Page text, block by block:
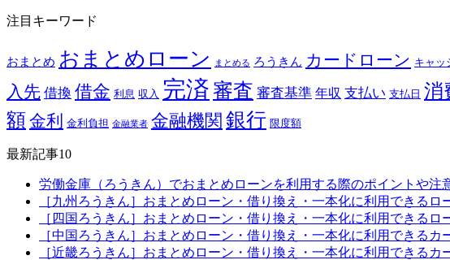
注目キーワード
おまとめ おまとめローン まとめる ろうきん カードローン キャッ
入先 借換 借金 利息 収入 完済 審査 審査基準 年収 支払い 支払日 消
額金利 金利負担 金融業者 金融機関 銀行 限度額
最新記事10
労働金庫（ろうきん）でおまとめローンを利用する際のポイントや注
［九州ろうきん］おまとめローン・借り換え・一本化に利用できる
［四国ろうきん］おまとめローン・借り換え・一本化に利用できる
［中国ろうきん］おまとめローン・借り換え・一本化に利用できる
［近畿ろうきん］おまとめローン・借り換え・一本化に利用できる